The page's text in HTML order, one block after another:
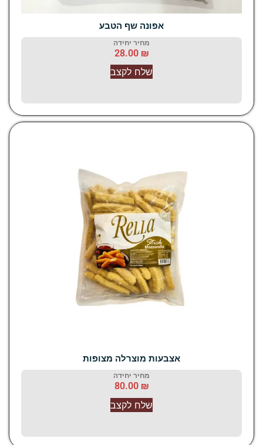
אפונה שף הטבע
מחיר יחידה
28.00
שלח לקצב
אצבעות מוצרלה מצופות
מחיר יחידה
80.00
שלח לקצב